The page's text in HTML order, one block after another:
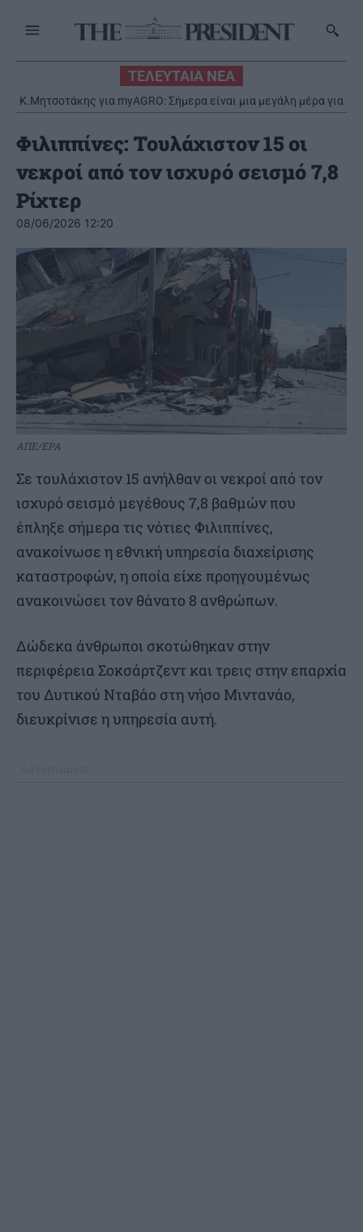
ΤΕΛΕΥΤΑΙΑ ΝΕΑ
Κ.Μητσοτάκης για myAGRO: Σήμερα είναι μια μεγάλη μέρα για
τον πρωτογενή τομέα – Αισθανόμαστε δικαιωμένοι
Φιλιππίνες: Τουλάχιστον 15 οι
νεκροί από τον ισχυρό σεισμό 7,8
Ρίχτερ
08/06/2026 12:20
ΑΠΕ/EPA
Σε τουλάχιστον 15 ανήλθαν οι νεκροί από τον
ισχυρό σεισμό μεγέθους 7,8 βαθμών που
έπληξε σήμερα τις νότιες Φιλιππίνες,
ανακοίνωσε η εθνική υπηρεσία διαχείρισης
καταστροφών, η οποία είχε προηγουμένως
ανακοινώσει τον θάνατο 8 ανθρώπων.
Δώδεκα άνθρωποι σκοτώθηκαν στην
περιφέρεια Σοκσάρτζεντ και τρεις στην επαρχία
του Δυτικού Νταβάο στη νήσο Μιντανάο,
διευκρίνισε η υπηρεσία αυτή.